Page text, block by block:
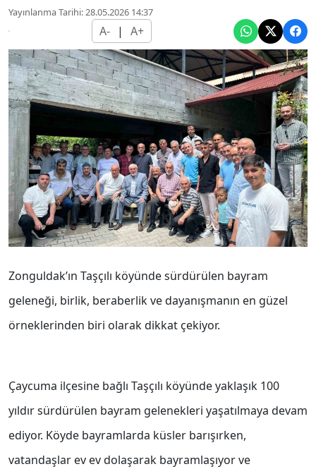
Yayınlanma Tarihi: 28.05.2026 14:37
A- | A+
Zonguldak’ın Taşçılı köyünde sürdürülen bayram
geleneği, birlik, beraberlik ve dayanışmanın en güzel
örneklerinden biri olarak dikkat çekiyor.
Çaycuma ilçesine bağlı Taşçılı köyünde yaklaşık 100
yıldır sürdürülen bayram gelenekleri yaşatılmaya devam
ediyor. Köyde bayramlarda küsler barışırken,
vatandaşlar ev ev dolaşarak bayramlaşıyor ve